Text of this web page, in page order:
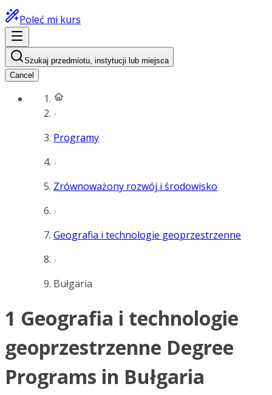
Poleć mi kurs
Szukaj przedmiotu, instytucji lub miejsca
Cancel
Programy
Zrównoważony rozwój i środowisko
Geografia i technologie geoprzestrzenne
Bułgaria
1 Geografia i technologie
geoprzestrzenne Degree
Programs in Bułgaria